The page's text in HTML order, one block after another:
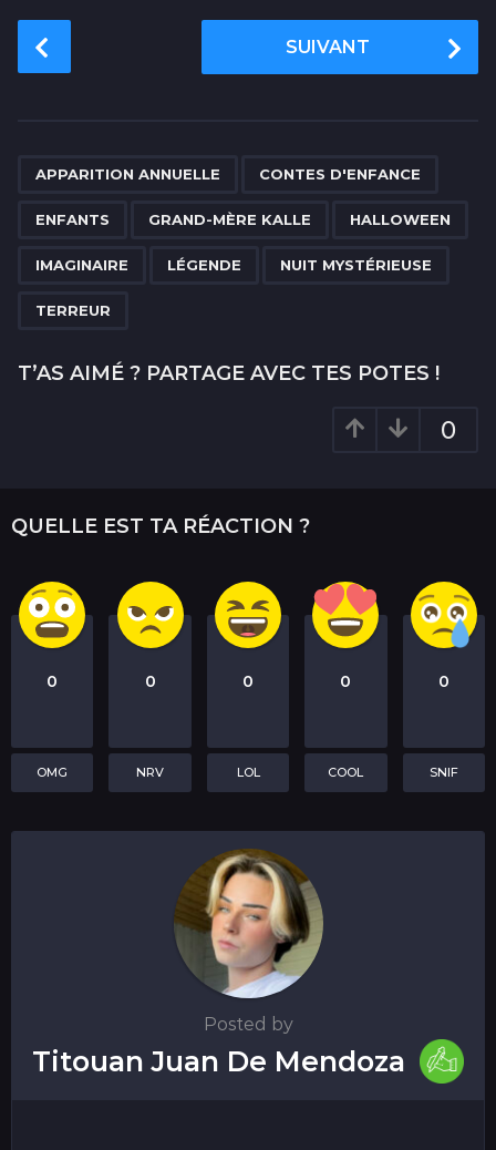
o
o
SUIVANT
APPARITION ANNUELLE CONTES D'ENFANCE
ENFANTS GRAND-MÈRE KALLE HALLOWEEN
IMAGINAIRE LÉGENDE NUIT MYSTÉRIEUSE
TERREUR
T’AS AIMÉ ? PARTAGE AVEC TES POTES !
0
QUELLE EST TA RÉACTION ?
0
OMG
0
NRV
0
LOL
0
COOL
0
SNIF
Posted by
Titouan Juan De Mendoza